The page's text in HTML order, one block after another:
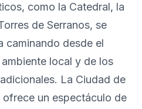
como la Catedral, la
de Serranos, se
caminando desde el
local y de los
La Ciudad de
ofrece un espectáculo de